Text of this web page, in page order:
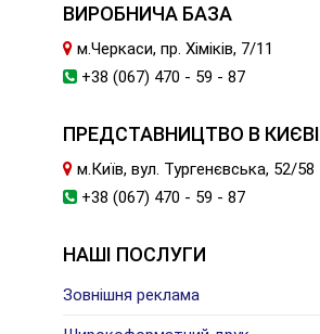
ВИРОБНИЧА БАЗА
м.Черкаси, пр. Хіміків, 7/11
+38 (067) 470 - 59 - 87
ПРЕДСТАВНИЦТВО В КИЄВІ
м.Київ, вул. Тургенєвська, 52/58
+38 (067) 470 - 59 - 87
НАШІ ПОСЛУГИ
Зовнішня реклама